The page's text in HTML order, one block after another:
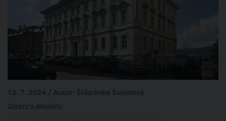
12. 7. 2024 / Autor: Štěpánka Šulanová
Zprávy a aktuality